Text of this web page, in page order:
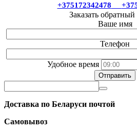
+375172342478
Заказать обратный
Ваше имя
Телефон
Удобное время
Отправить
Доставка по Беларуси почтой
Самовывоз